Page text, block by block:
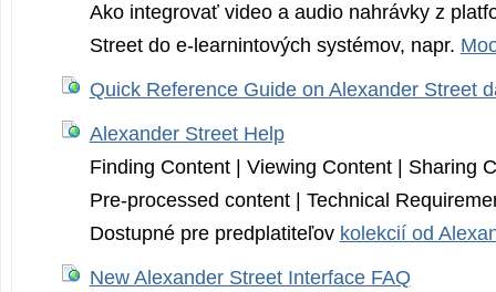
Ako integrovať video a audio nahrávky z
Street do e-learnintových systémov, napr.
Quick Reference Guide on Alexander Street
Alexander Street Help
Finding Content | Viewing Content | Sharing
Pre-processed content | Technical
Dostupné pre predplatiteľov kolekcií od
New Alexander Street Interface FAQ